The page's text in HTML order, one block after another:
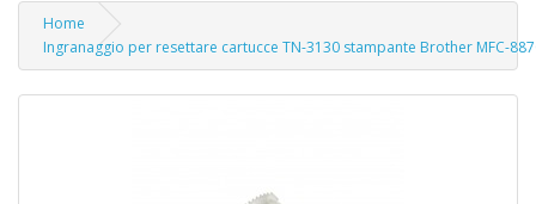
Home
Ingranaggio per resettare cartucce TN-3130 stampante Brother MFC-